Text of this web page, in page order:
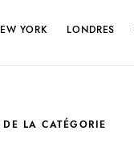
YORK LONDRES
DE LA CATÉGORIE